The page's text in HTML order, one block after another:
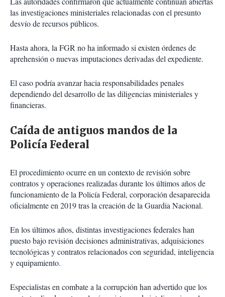
las investigaciones ministeriales relacionadas con el presunto
desvío de recursos públicos.
Hasta ahora, la FGR no ha informado si existen órdenes de
aprehensión o nuevas imputaciones derivadas del expediente.
El caso podría avanzar hacia responsabilidades penales
dependiendo del desarrollo de las diligencias ministeriales y
financieras.
Caída de antiguos mandos de la
Policía Federal
El procedimiento ocurre en un contexto de revisión sobre
contratos y operaciones realizadas durante los últimos años de
funcionamiento de la Policía Federal, corporación desaparecida
oficialmente en 2019 tras la creación de la Guardia Nacional.
En los últimos años, distintas investigaciones federales han
puesto bajo revisión decisiones administrativas, adquisiciones
tecnológicas y contratos relacionados con seguridad, inteligencia
y equipamiento.
Especialistas en combate a la corrupción han advertido que los